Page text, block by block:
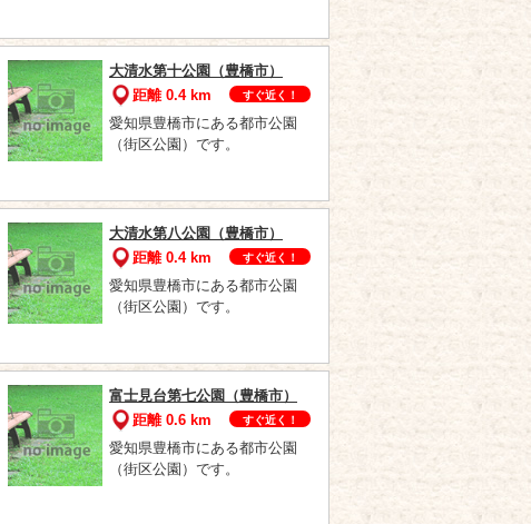
大清水第十公園（豊橋市）
距離 0.4 km
すぐ近く！
愛知県豊橋市にある都市公園
（街区公園）です。
大清水第八公園（豊橋市）
距離 0.4 km
すぐ近く！
愛知県豊橋市にある都市公園
（街区公園）です。
富士見台第七公園（豊橋市）
距離 0.6 km
すぐ近く！
愛知県豊橋市にある都市公園
（街区公園）です。